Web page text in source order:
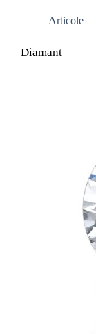
Articole
Diamant